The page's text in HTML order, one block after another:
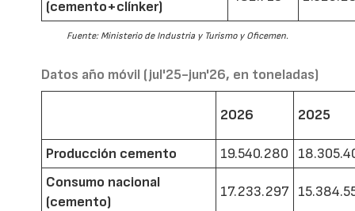
(cemento+clínker)
Fuente: Ministerio de Industria y Turismo y Oficemen.
Datos año móvil (jul'25-jun'26, en toneladas)
2026 2025
Producción cemento 19.540.280
Consumo nacional
(cemento)
17.233.297